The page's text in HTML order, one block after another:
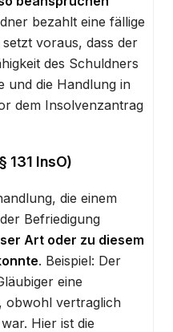
bezahlt eine fällige
voraus, dass der
des Schuldners
und die Handlung in
dem Insolvenzantrag
131 InsO)
die einem
Befriedigung
Art oder zu diesem
. Beispiel: Der
eine
obwohl vertraglich
Hier ist die